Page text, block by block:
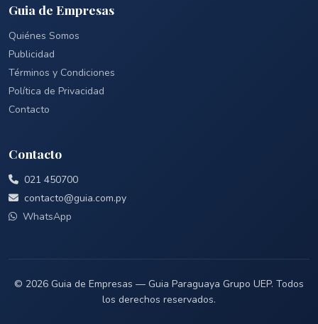
Guia de Empresas
Quiénes Somos
Publicidad
Términos y Condiciones
Política de Privacidad
Contacto
Contacto
021 450700
contacto@guia.com.py
WhatsApp
© 2026 Guia de Empresas — Guia Paraguaya Grupo UEP. Todos
los derechos reservados.